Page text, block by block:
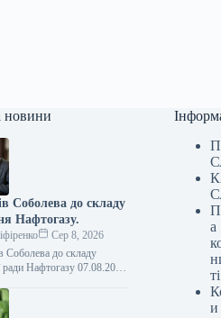
новини
Соболева до складу
Нафтогазу.
Сер 8, 2026
Соболева до складу
ради Нафтогазу 07.08.2026
голови Офісу Президента
представником…
а
ті
и